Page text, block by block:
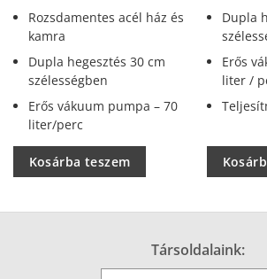
Rozsdamentes acél ház és
kamra
Dupla hegesztés 30 cm
szélességben
Erős vákuum pumpa – 70
liter/perc
Kosárba teszem
Dupla
Erős
liter /
Társoldalaink: